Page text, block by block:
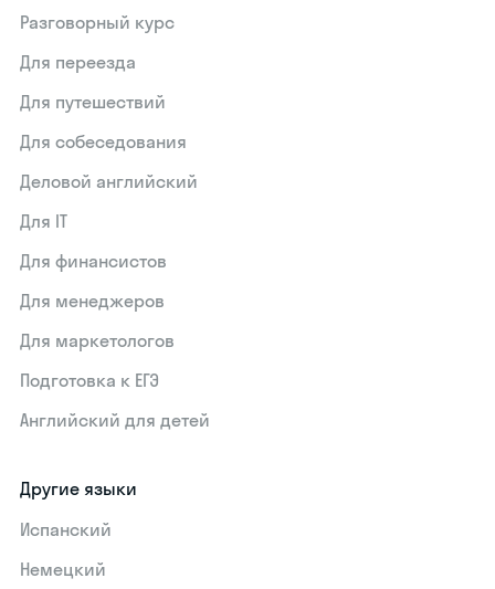
Разговорный курс
Для переезда
Для путешествий
Для собеседования
Деловой английский
Для IT
Для финансистов
Для менеджеров
Для маркетологов
Подготовка к ЕГЭ
Английский для детей
Другие языки
Испанский
Немецкий